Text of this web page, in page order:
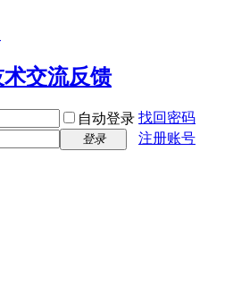
自动登录 找回密码
登录
注册账号